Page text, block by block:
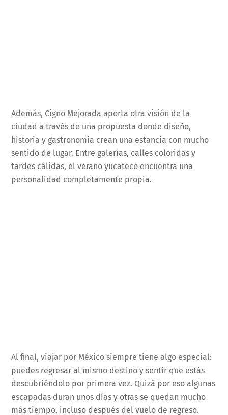
Además, Cigno Mejorada aporta otra visión de la
ciudad a través de una propuesta donde diseño,
historia y gastronomía crean una estancia con mucho
sentido de lugar. Entre galerías, calles coloridas y
tardes cálidas, el verano yucateco encuentra una
personalidad completamente propia.
Al final, viajar por México siempre tiene algo especial:
puedes regresar al mismo destino y sentir que estás
descubriéndolo por primera vez. Quizá por eso algunas
escapadas duran unos días y otras se quedan mucho
más tiempo, incluso después del vuelo de regreso.